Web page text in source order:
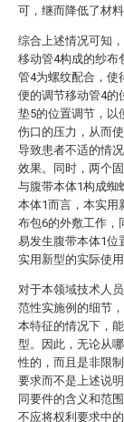
可，继而降低了材料
综合上述情况可知
移动管4构成的纱布
管4为螺纹配合，使
便的调节移动管4的
垫5的位置调节，以
伤口的压力，从而
导致患者不适的情
效果。同时，两个
与腹带本体1构成蜘
本体1而言，本实用
布包6的外敷工作，
易发生腹带本体1位
实用新型的实际使用
对于本领域技术人
范性实施例的细节
本特征的情况下，
型。因此，无论从
性的，而且是非限
要求而不是上述说
同要件的含义和范
不应将权利要求中